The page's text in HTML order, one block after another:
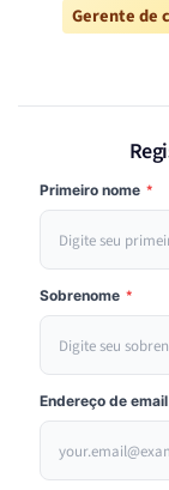
Gerente de
Primeiro nome *
Sobrenome *
Endereço de email